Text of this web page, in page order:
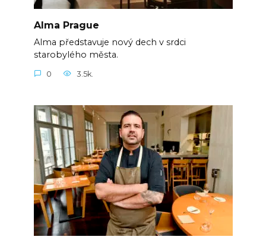
Alma Prague
Alma představuje nový dech v srdci
starobylého města.
0 3.5k.